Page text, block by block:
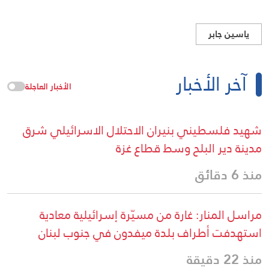
ياسين جابر
آخر الأخبار الأخبار العاجلة
شهيد فلسطيني بنيران الاحتلال الاسرائيلي شرق
مدينة دير البلح وسط قطاع غزة
منذ 6 دقائق
مراسل المنار: غارة من مسيّرة إسرائيلية معادية
استهدفت أطراف بلدة ميفدون في جنوب لبنان
منذ 22 دقيقة